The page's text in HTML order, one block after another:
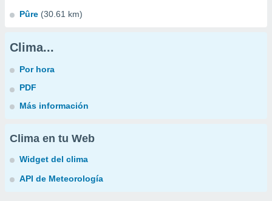
Pûre (30.61 km)
Clima...
Por hora
PDF
Más información
Clima en tu Web
Widget del clima
API de Meteorología